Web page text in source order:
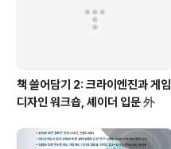
책 쓸어담기 2: 크라이엔진과 게임
디자인 워크숍, 셰이더 입문 外